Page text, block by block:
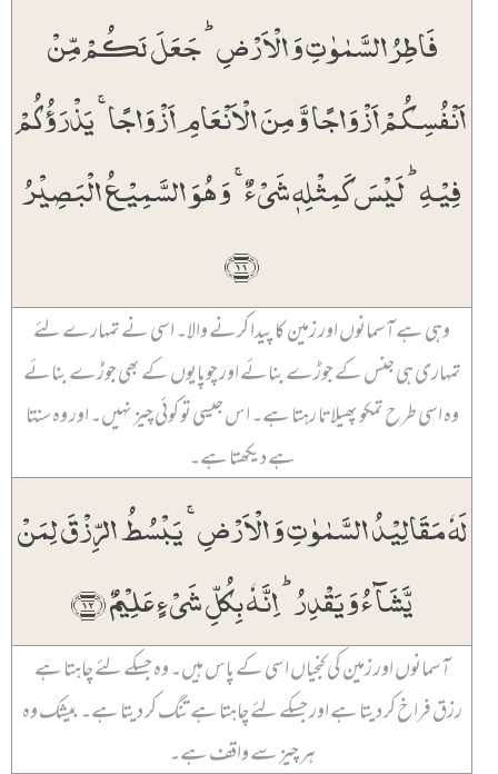
فَاطِرُ السَّمٰوٰتِ وَ الۡاَرۡضِ ؕ جَعَلَ لَکُمۡ مِّنۡ
اَنۡفُسِکُمۡ اَزۡوَاجًا وَّ مِنَ الۡاَنۡعَامِ اَزۡوَاجًا ۚ یَذۡرَؤُکُمۡ
فِیۡہِ ؕ لَیۡسَ کَمِثۡلِہٖ شَیۡءٌ ۚ وَ ہُوَ السَّمِیۡعُ الۡبَصِیۡرُ
﴿۱۱﴾
وہی ہے آسمانوں اور زمین کا پیدا کرنے والا۔ اسی نے تمہارے لئے
تمہاری ہی جنس کے جوڑے بنائے اور چوپایوں کے بھی جوڑے بنائے
وہ اسی طرح تمکو پھیلاتا رہتا ہے۔ اس جیسی تو کوئی چیز نہیں۔ اور وہ سنتا
ہے دیکھتا ہے۔
لَہٗ مَقَالِیۡدُ السَّمٰوٰتِ وَ الۡاَرۡضِ ۚ یَبۡسُطُ الرِّزۡقَ لِمَنۡ
یَّشَآءُ وَ یَقۡدِرُ ؕ اِنَّہٗ بِکُلِّ شَیۡءٍ عَلِیۡمٌ ﴿۱۲﴾
آسمانوں اور زمین کی کنجیاں اسی کے پاس ہیں۔ وہ جسکے لئے چاہتا ہے
رزق فراخ کر دیتا ہے اور جسکے لئے چاہتا ہے تنگ کر دیتا ہے۔ بیشک وہ
ہر چیز سے واقف ہے۔